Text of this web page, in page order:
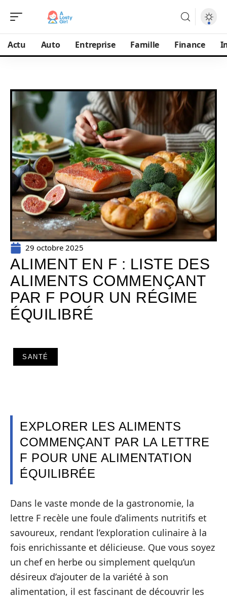
Actu Auto Entreprise Famille Finance
29 octobre 2025
ALIMENT EN F : LISTE DES
ALIMENTS COMMENÇANT
PAR F POUR UN RÉGIME
ÉQUILIBRÉ
SANTÉ
EXPLORER LES ALIMENTS
COMMENÇANT PAR LA LETTRE
F POUR UNE ALIMENTATION
ÉQUILIBRÉE
Dans le vaste monde de la gastronomie, la
lettre F recèle une foule d’aliments nutritifs et
savoureux, rendant l’exploration culinaire à la
fois enrichissante et délicieuse. Que vous soyez
un chef en herbe ou simplement quelqu’un
désireux d’ajouter de la variété à son
alimentation, il est fascinant de découvrir les